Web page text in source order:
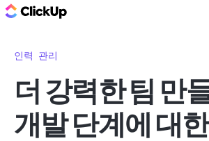
인력 관리
더 강력한 팀 만
개발 단계에 대